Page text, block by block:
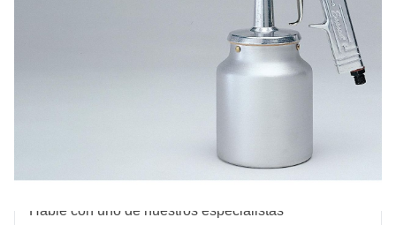
Añadir al carrito
Haz tu pedido antes de las 23:59,se envía hoy
¿Pregunta sobre este producto?
Hable con uno de nuestros especialistas